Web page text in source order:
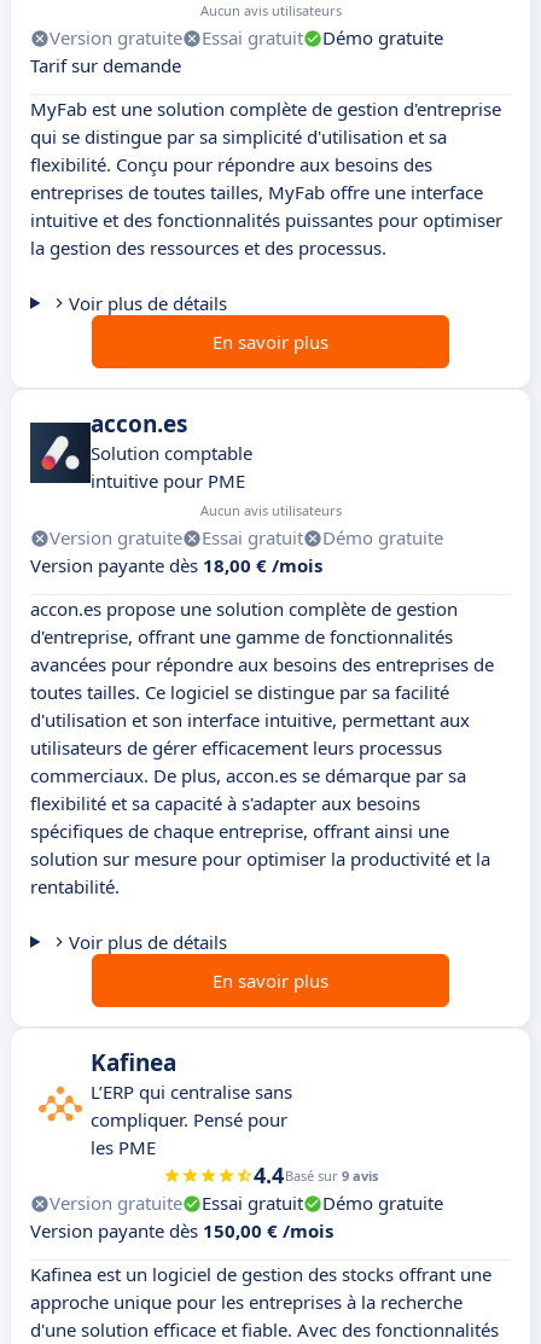
Aucun avis utilisateurs
Version gratuite Essai gratuit
Démo gratuite
Tarif sur demande
MyFab est une solution complète de gestion d'entreprise
qui se distingue par sa simplicité d'utilisation et sa
flexibilité. Conçu pour répondre aux besoins des
entreprises de toutes tailles, MyFab offre une interface
intuitive et des fonctionnalités puissantes pour optimiser
la gestion des ressources et des processus.
Voir plus de détails
En savoir plus
accon.es
Solution comptable
intuitive pour PME
Aucun avis utilisateurs
Version gratuite Essai gratuit
Démo gratuite
Version payante dès 18,00 € /mois
accon.es propose une solution complète de gestion
d'entreprise, offrant une gamme de fonctionnalités
avancées pour répondre aux besoins des entreprises de
toutes tailles. Ce logiciel se distingue par sa facilité
d'utilisation et son interface intuitive, permettant aux
utilisateurs de gérer efficacement leurs processus
commerciaux. De plus, accon.es se démarque par sa
flexibilité et sa capacité à s'adapter aux besoins
spécifiques de chaque entreprise, offrant ainsi une
solution sur mesure pour optimiser la productivité et la
rentabilité.
Voir plus de détails
En savoir plus
Kafinea
L’ERP qui centralise sans
compliquer. Pensé pour
les PME
4.4Basé sur 9 avis
Version gratuite Essai gratuit
Démo gratuite
Version payante dès 150,00 € /mois
Kafinea est un logiciel de gestion des stocks offrant une
approche unique pour les entreprises à la recherche
d'une solution efficace et fiable. Avec des fonctionnalités